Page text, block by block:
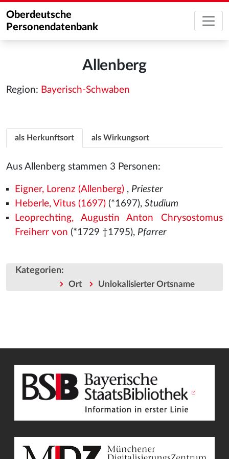
Oberdeutsche
Personendatenbank
Allenberg
Region: Bayerisch-Schwaben
als Herkunftsort als Wirkungsort
Aus Allenberg stammen 3 Personen:
Eigner, Lorenz (Allenberg), Priester
Heberle, Vitus (1697)(*1697), Studium
Leoprechting, Augustin Anton Chrysostomus
Freiherr von (*1729 †1795), Pfarrer
Kategorien:
Ort Unlokalisierter Ortsname